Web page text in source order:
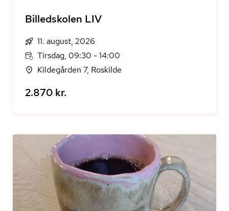
Billedskolen LIV
11. august, 2026
Tirsdag, 09:30 - 14:00
Kildegården 7, Roskilde
2.870 kr.